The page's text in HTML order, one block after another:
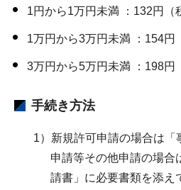
1円から1万円未満 ：132円（
1万円から3万円未満 ：154円
3万円から5万円未満 ：198円
手続き方法
1）新規許可申請の場合は
申請等その他申請の場合
請書」に必要書類を添え